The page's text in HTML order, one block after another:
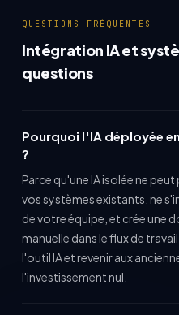
QUESTIONS FRÉQUENTES
Intégration IA et
questions
Pourquoi l'IA déployée
?
Parce qu'une IA isolée ne
vos systèmes existants, ne
de votre équipe, et crée une
manuelle dans le flux de
l'outil IA et revenir aux
l'investissement nul.